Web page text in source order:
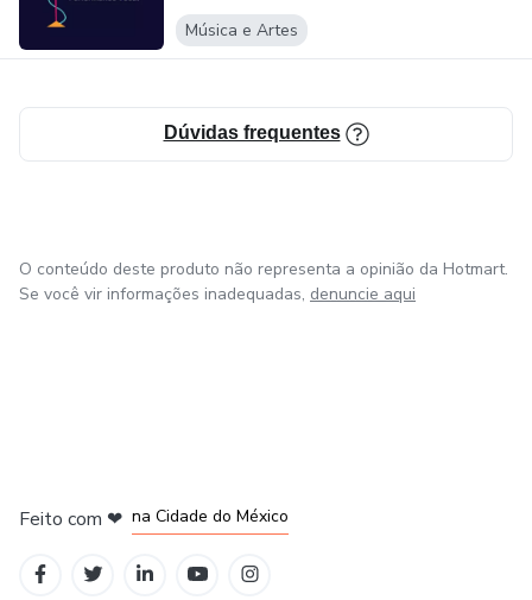
Música e Artes
Dúvidas frequentes
O conteúdo deste produto não representa a opinião da Hotmart.
Se você vir informações inadequadas, denuncie aqui
Feito com ❤ na Cidade do México